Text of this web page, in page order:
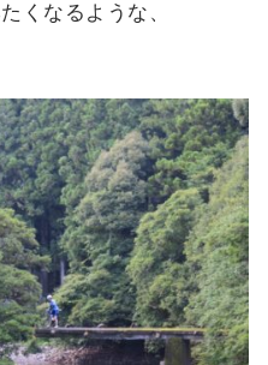
くなるような、